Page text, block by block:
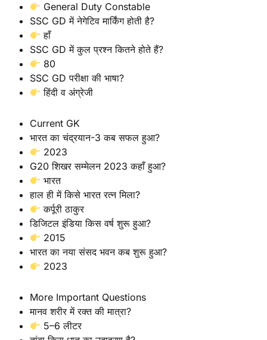
General Duty Constable
SSC GD में नेगेटिव मार्किंग होती है?
हाँ
SSC GD में कुल प्रश्न कितने होते हैं?
80
SSC GD परीक्षा की भाषा?
हिंदी व अंग्रेजी
Current GK
भारत का चंद्रयान-3 कब सफल हुआ?
2023
G20 शिखर सम्मेलन 2023 कहाँ हुआ?
भारत
हाल ही में किसे भारत रत्न मिला?
कर्पूरी ठाकुर
डिजिटल इंडिया किस वर्ष शुरू हुआ?
2015
भारत का नया संसद भवन कब शुरू हुआ?
2023
More Important Questions
मानव शरीर में रक्त की मात्रा?
5–6 लीटर